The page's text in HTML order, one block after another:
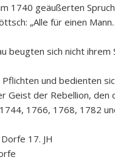
1740 geäußerten
„Alle für einen
beugten sich nicht ihrem
und bedienten
Geist der Rebellion,
1766, 1768, 1782